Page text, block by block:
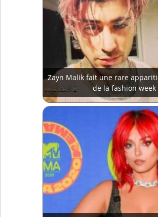
Zayn Malik fait une rare
de la fashion week